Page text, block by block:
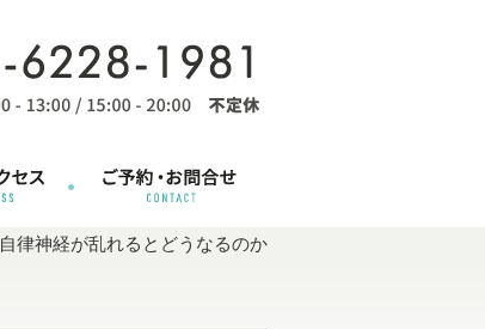
自律神経が乱れるとどうなるのか